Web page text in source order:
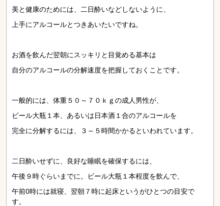
美と健康のためには、二日酔いなどしないように、
上手にアルコールとつきあいたいですね。
お酒を飲んだ翌朝にスッキリと目覚める基本は
自分のアルコールの分解速度を把握しておくことです。
一般的には、体重５０～７０ｋｇの成人男性が、
ビール大瓶１本、あるいは日本酒１合のアルコールを
完全に分解するには、３～５時間かかるといわれています。
二日酔いせずに、良好な睡眠を確保するには、
午後９時ぐらいまでに。ビール大瓶１本程度を飲んで、
午前0時には就寝、翌朝７時に起床というがひとつの目安で
す。